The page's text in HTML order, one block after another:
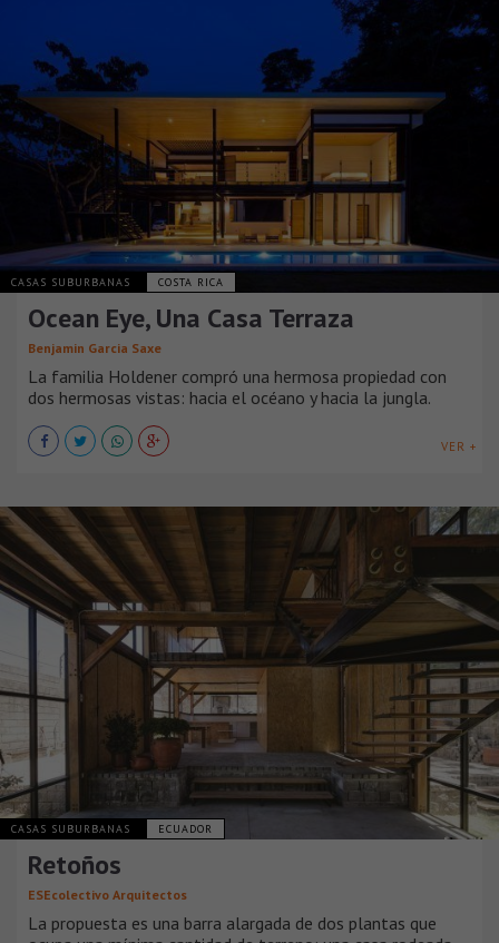
CASAS SUBURBANAS COSTA RICA
Ocean Eye, Una Casa Terraza
Benjamin Garcia Saxe
La familia Holdener compró una hermosa propiedad con
dos hermosas vistas: hacia el océano y hacia la jungla.
VER +
CASAS SUBURBANAS ECUADOR
Retoños
ESEcolectivo Arquitectos
La propuesta es una barra alargada de dos plantas que